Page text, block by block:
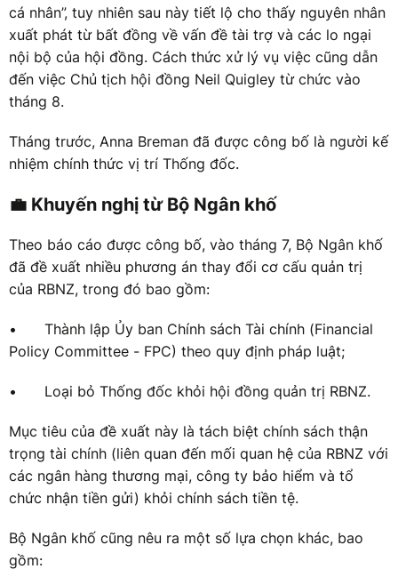
cá nhân”, tuy nhiên sau này tiết lộ cho thấy nguyên nhân
xuất phát từ bất đồng về vấn đề tài trợ và các lo ngại
nội bộ của hội đồng. Cách thức xử lý vụ việc cũng dẫn
đến việc Chủ tịch hội đồng Neil Quigley từ chức vào
tháng 8.
Tháng trước, Anna Breman đã được công bố là người kế
nhiệm chính thức vị trí Thống đốc.
💼 Khuyến nghị từ Bộ Ngân khố
Theo báo cáo được công bố, vào tháng 7, Bộ Ngân khố
đã đề xuất nhiều phương án thay đổi cơ cấu quản trị
của RBNZ, trong đó bao gồm:
•
Thành lập Ủy ban Chính sách Tài chính (Financial
Policy Committee - FPC) theo quy định pháp luật;
• Loại bỏ Thống đốc khỏi hội đồng quản trị RBNZ.
Mục tiêu của đề xuất này là tách biệt chính sách thận
trọng tài chính (liên quan đến mối quan hệ của RBNZ với
các ngân hàng thương mại, công ty bảo hiểm và tổ
chức nhận tiền gửi) khỏi chính sách tiền tệ.
Bộ Ngân khố cũng nêu ra một số lựa chọn khác, bao
gồm: